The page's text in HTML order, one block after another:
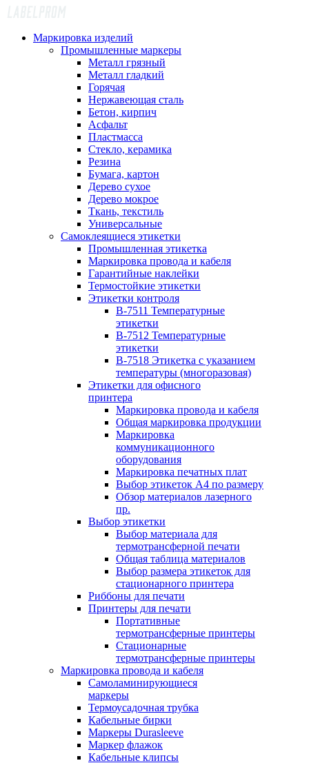
Маркировка изделий
Промышленные маркеры
Металл грязный
Металл гладкий
Горячая
Нержавеющая сталь
Бетон, кирпич
Асфальт
Пластмасса
Стекло, керамика
Резина
Бумага, картон
Дерево сухое
Дерево мокрое
Ткань, текстиль
Универсальные
Самоклеящиеся этикетки
Промышленная этикетка
Маркировка провода и кабеля
Гарантийные наклейки
Термостойкие этикетки
Этикетки контроля
B-7511 Температурные
этикетки
B-7512 Температурные
этикетки
B-7518 Этикетка с указанием
температуры (многоразовая)
Этикетки для офисного
принтера
Маркировка провода и кабеля
Общая маркировка продукции
Маркировка
коммуникационного
оборудования
Маркировка печатных плат
Выбор этикеток А4 по размеру
Обзор материалов лазерного
пр.
Выбор этикетки
Выбор материала для
термотрансферной печати
Общая таблица материалов
Выбор размера этикеток для
стационарного принтера
Риббоны для печати
Принтеры для печати
Портативные
термотрансферные принтеры
Стационарные
термотрансферные принтеры
Маркировка провода и кабеля
Самоламинирующиеся
маркеры
Термоусадочная трубка
Кабельные бирки
Маркеры Durasleeve
Маркер флажок
Кабельные клипсы